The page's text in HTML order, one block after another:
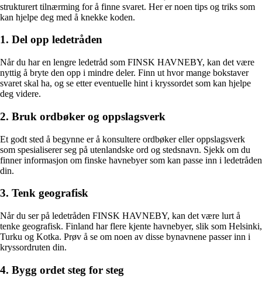
strukturert tilnærming for å finne svaret. Her er noen tips og triks som
kan hjelpe deg med å knekke koden.
1. Del opp ledetråden
Når du har en lengre ledetråd som FINSK HAVNEBY, kan det være
nyttig å bryte den opp i mindre deler. Finn ut hvor mange bokstaver
svaret skal ha, og se etter eventuelle hint i kryssordet som kan hjelpe
deg videre.
2. Bruk ordbøker og oppslagsverk
Et godt sted å begynne er å konsultere ordbøker eller oppslagsverk
som spesialiserer seg på utenlandske ord og stedsnavn. Sjekk om du
finner informasjon om finske havnebyer som kan passe inn i ledetråden
din.
3. Tenk geografisk
Når du ser på ledetråden FINSK HAVNEBY, kan det være lurt å
tenke geografisk. Finland har flere kjente havnebyer, slik som Helsinki,
Turku og Kotka. Prøv å se om noen av disse bynavnene passer inn i
kryssordruten din.
4. Bygg ordet steg for steg